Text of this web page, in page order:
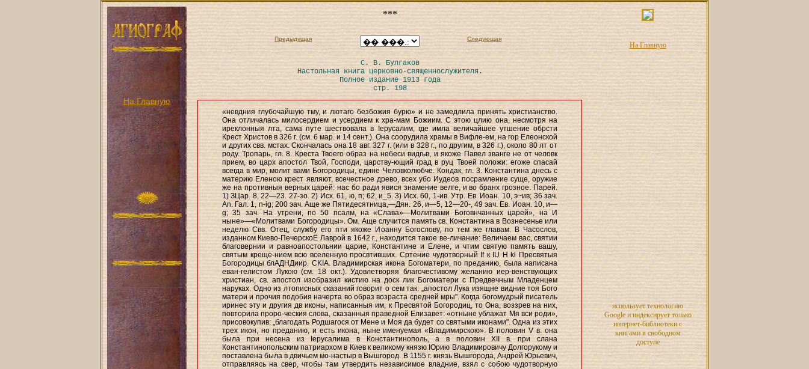
На Главную
***
Предыдущая Следующая
С. В. Булгаков
Настольная книга церковно-священнослужителя.
Полное издание 1913 года
стр. 198
«невдния глубочайшую тму, и лютаго безбожия бурю» и не замедлила принять христианство.
Она отличалась милосердием и усердием к хра-мам Божиим. С этою цлию она, несмотря на
иреклонныя лта, сама путе шествовала в Іерусалим, где имла величайшее утшение обрсти
Крест Христов в 326 г. (см. 6 мар. и 14 сент.). Она соорудила храмы в Вифле-ем, на гор Елеонской
и других свв. мстах. Скончалась она 18 авг. 327 г. (или в 328 г., по другим, в 326 г.), около 80 лт от
роду. Тропарь, гл. 8. Креста Твоего образ на небеси видгьв, и якоже Павел званге не от человк
прием, во царх апостол Твой, Господи, царству-ющий град в руц Твоей положи: егоже спасай
всегда в мир, молит вами Богородицы, едине Человколюбче. Кондак, гл. 3. Константина днесь с
материю Еленою крест являют, всечестное древо, всех убо Иудеов посрамление суще, оружие
же на противныя верных царей: нас бо ради явися знамение велге, и во бранх грозное. Парей.
1) ЗЦар. 8, 22—23. 27-зо. 2) Исх. 61, ю, п; 62, и_5. 3) Исх. 60, 1-ив. Утр. Ев. Иоан. 10, э~ив; 36 зач.
An. Гал. 1, n-ig; 200 эач. Аще же Пятидесятница,—Дян. 26, и—5, 12—20-, 49 эач. Ев. Иоан. 10, и—
g; 35 зач. На утрени, по 50 псалм, на «Слава»—Молитвами Боговнчанных царей», на И
ныне»—«Молитвами Богородицы». Ом. Аще случится память св. Константина в Вознесенье или
неделю Свв. Отец, службу его пти якоже Иоанну Богослову, по тем же главам. В Часослов,
изданном Киево-ПечерскоЁ Лаврой в 1642 г., находится такое ве-личание: Величаем вас, святии
благовернии и равноапостольнии царие, Константине и Елене, и чтим святую память вашу,
святым креще-нием всю вселенную просвтивших. Сртение чудотворный If к IU H kl Пресвятыя
Богородицы блАДНДиир. CKIA. Владимирская икона Богоматери, по преданию, была написана
еван-гелистом Лукою (см. 18 окт.). Удовлетворяя благочестивому желанию иер-венствующих
христиан, св. апостол изобразил кистию на доск лик Богоматери с Предвечным Младенцем
наруках. Одно из лтописных сказаний говорит о сем так: „апостол Лука изящне видние тоя Бого
матери и прочия подобия начерта во образ возраста средней мры". Когда богомудрый писатель
иринес эту и другия дв иконы, написанныя им, к Пресвятой Богородиц, то Она, воззрев на них,
повторила проро-ческия слова, сказанныя праведной Елизавет: «отныне ублажат Мя вси роди»,
присовокупив: „благодать Родшагося от Мене и Моя да будет со святыми иконами". Одна из этих
трех икон, но преданию, и есть икона, ныне именуемая «Владимирскою». В половин V в. она
была при несена из Іерусалима в Константинополь, а в половин XII в. при слана
Константинопольским патриархом в Киев к великому князю ІОрию Владимировичу Долгорукому и
поставлена была в двичьем мо-настыр в Вышгород. В 1155 г. князь Вышгорода, Андрей Юрьевич,
отправляясь на свер, чтобы там утвердить независимое владние, взял с собою чудотворную
На Главную
использует технологию
Google и индексирует только
интернет-библиотеки с
книгами в свободном
доступе